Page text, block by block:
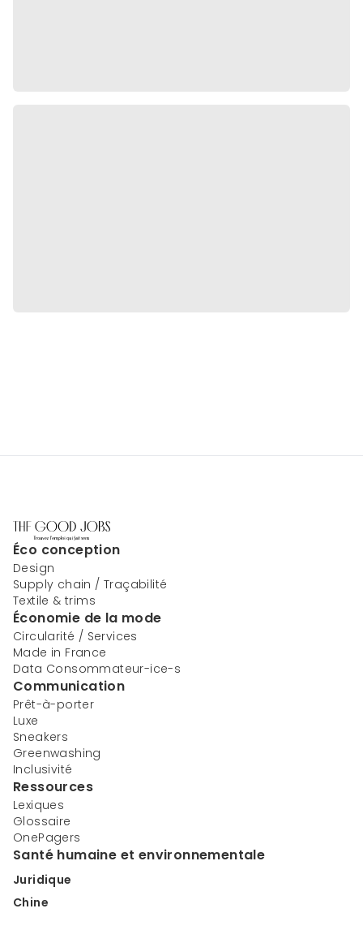
Éco conception
Design
Supply chain / Traçabilité
Textile & trims
Économie de la mode
Circularité / Services
Made in France
Data Consommateur-ice-s
Communication
Prêt-à-porter
Luxe
Sneakers
Greenwashing
Inclusivité
Ressources
Lexiques
Glossaire
OnePagers
Santé humaine et environnementale
Juridique
Chine